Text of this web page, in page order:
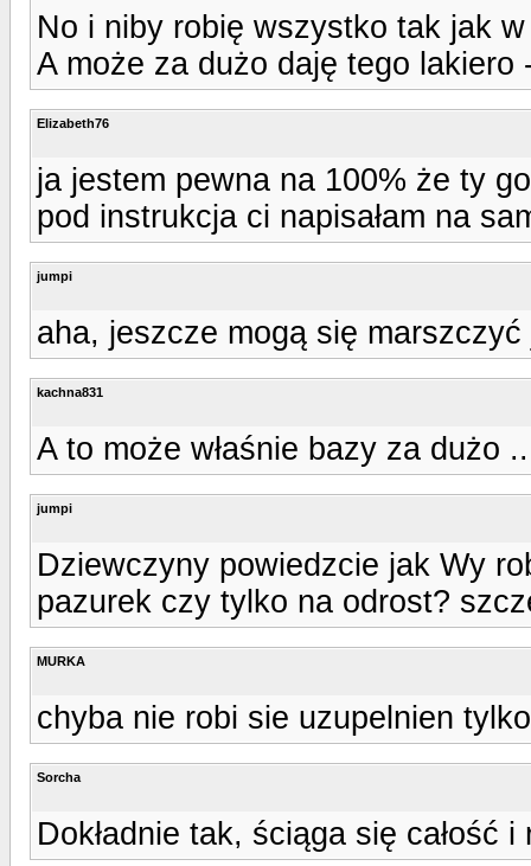
No i niby robię wszystko tak jak
A może za dużo daję tego lakiero
Elizabeth76
ja jestem pewna na 100% że ty
pod instrukcja ci napisałam na
jumpi
aha, jeszcze mogą się
kachna831
A to może właśnie bazy za dużo
jumpi
Dziewczyny powiedzcie jak Wy
pazurek czy tylko na odrost?
MURKA
chyba nie robi sie uzupelnien
Sorcha
Dokładnie tak, ściąga się całość